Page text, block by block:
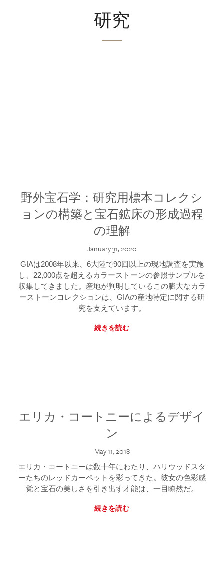
研究
野外宝石学：研究用標本コレクシ
ョンの構築と宝石鉱床の形成過程
の理解
January 31, 2020
GIAは2008年以来、6大陸で90回以上の現地調査を実施
し、22,000点を超えるカラーストーンの参照サンプルを
収集してきました。産地が判明しているこの膨大なカラ
ーストーンコレクションは、GIAの産地特定に関する研
究を支えています。
続きを読む
エリカ・コートニーによるデザイ
ン
May 11, 2018
エリカ・コートニーは数十年にわたり、ハリウッドスタ
ーたちのレッドカーペットを彩ってきた。彼女の色彩感
覚と宝石の美しさを引き出す才能は、一目瞭然だ。
続きを読む